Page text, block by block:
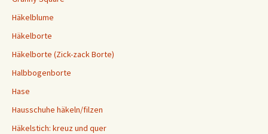
Häkelblume
Häkelborte
Häkelborte (Zick-zack Borte)
Halbbogenborte
Hase
Hausschuhe häkeln/filzen
Häkelstich: kreuz und quer